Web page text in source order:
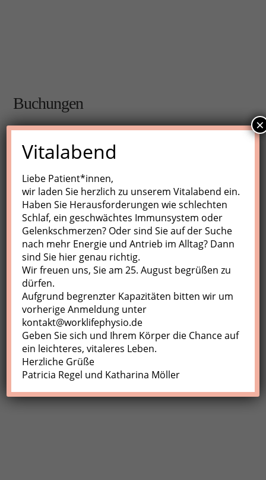
Buchungen
Buchungen sind für diese Veranstaltung nicht mehr
möglich.
Nächste Kurse
Keine Veranstaltungen
Profil
Meine Buchungen
Abmelden
Vitalabend
Liebe Patient*innen,
wir laden Sie herzlich zu unserem Vitalabend ein.
Haben Sie Herausforderungen wie schlechten
Schlaf, ein geschwächtes Immunsystem oder
Gelenkschmerzen? Oder sind Sie auf der Suche
nach mehr Energie und Antrieb im Alltag? Dann
sind Sie hier genau richtig.
Wir freuen uns, Sie am 25. August begrüßen zu
dürfen.
Aufgrund begrenzter Kapazitäten bitten wir um
vorherige Anmeldung unter
kontakt@worklifephysio.de
Geben Sie sich und Ihrem Körper die Chance auf
ein leichteres, vitaleres Leben.
Herzliche Grüße
Patricia Regel und Katharina Möller
×